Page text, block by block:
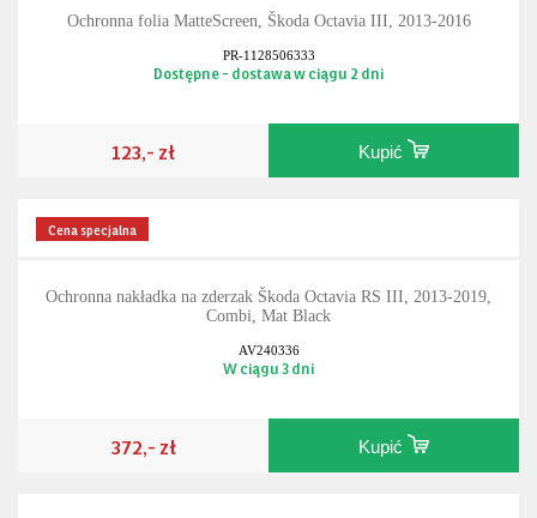
Ochronna folia MatteScreen, Škoda Octavia III, 2013-2016
PR-1128506333
Dostępne - dostawa w ciągu 2 dni
123,- zł Kupić
Cena specjalna
Ochronna nakładka na zderzak Škoda Octavia RS III, 2013-2019,
Combi, Mat Black
AV240336
W ciągu 3 dni
372,- zł Kupić